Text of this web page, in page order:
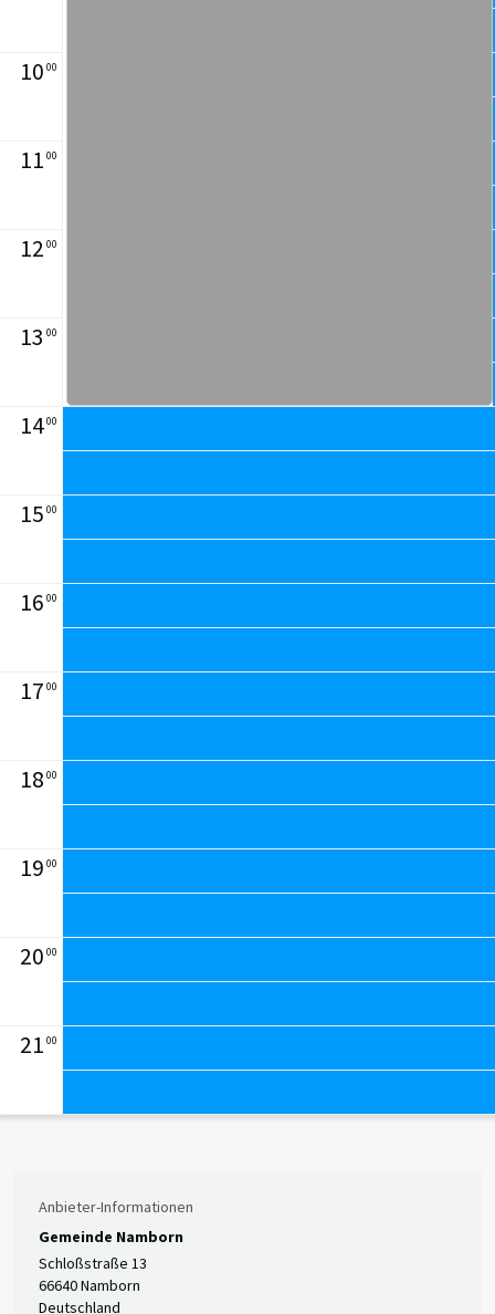
10 00
11 00
12 00
13 00
1400
15 00
16 00
17 00
18 00
19 00
20 00
21 00
Anbieter-Informationen
Gemeinde Namborn
Schloßstraße 13
66640 Namborn
Deutschland